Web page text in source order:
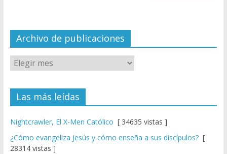
el
Archivo de publicaciones
Las más leídas
Nightcrawler, El X-Men Católico [ 34635 vistas ]
¿Cómo evangeliza Jesús y cómo enseña a sus discípulos?[
28314 vistas ]